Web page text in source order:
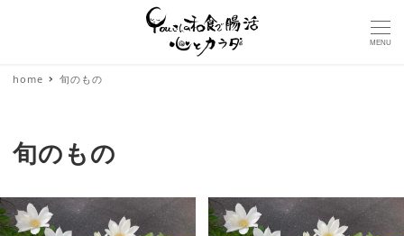
MENU
home 旬のもの
旬のもの